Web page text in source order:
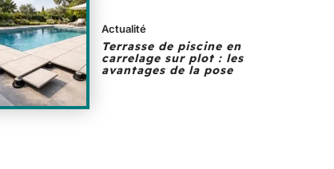
Actualité
Terrasse de piscine en
carrelage sur plot : les
avantages de la pose